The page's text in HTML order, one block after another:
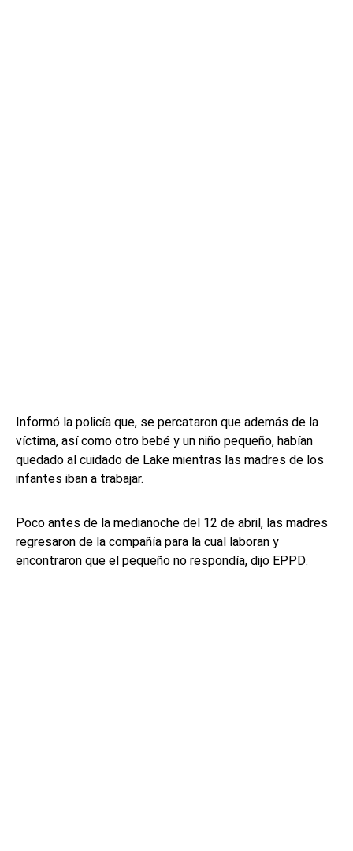
Informó la policía que, se percataron que además de la
víctima, así como otro bebé y un niño pequeño, habían
quedado al cuidado de Lake mientras las madres de los
infantes iban a trabajar.
Poco antes de la medianoche del 12 de abril, las madres
regresaron de la compañía para la cual laboran y
encontraron que el pequeño no respondía, dijo EPPD.